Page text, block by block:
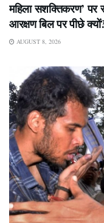
महिला सशक्तिकरण’ पर
आरक्षण बिल पर पीछे
AUGUST 8, 2026